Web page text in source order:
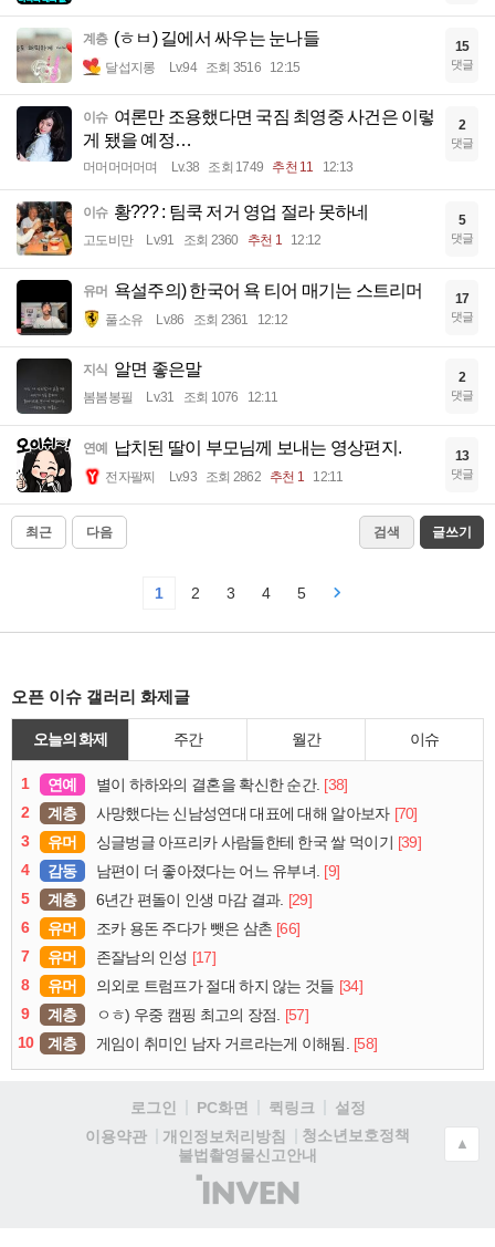
계층 (ㅎㅂ) 길에서 싸우는 눈나들
달섭지롱 Lv.94 조회 3516 12:15
15
댓글
이슈 여론만 조용했다면 국짐 최영중 사건은 이렇
게 됐을 예정…
머머머머머며 Lv.38 조회 1749 추천 11 12:13
2
댓글
이슈 황??? : 팀쿡 저거 영업 절라 못하네
고도비만 Lv.91 조회 2360 추천 1 12:12
5
댓글
유머 욕설주의) 한국어 욕 티어 매기는 스트리머
풀소유 Lv.86 조회 2361 12:12
17
댓글
지식 알면 좋은말
봄봄봉필 Lv.31 조회 1076 12:11
2
댓글
연예 납치된 딸이 부모님께 보내는 영상편지.
전자팔찌 Lv.93 조회 2862 추천 1 12:11
13
댓글
최근 다음 검색 글쓰기
1 2 3 4 5
오픈 이슈 갤러리 화제글
오늘의 화제 주간 월간 이슈
1 연예 별이 하하와의 결혼을 확신한 순간. [38]
2
계층 사망했다는 신남성연대 대표에 대해 알아보자 [70]
3
유머 싱글벙글 아프리카 사람들한테 한국 쌀 먹이기 [39]
4
감동 남편이 더 좋아졌다는 어느 유부녀. [9]
5
계층 6년간 편돌이 인생 마감 결과. [29]
6
유머 조카 용돈 주다가 뺏은 삼촌 [66]
7
유머 존잘남의 인성 [17]
8
유머 의외로 트럼프가 절대 하지 않는 것들 [34]
9
계층 ㅇㅎ) 우중 캠핑 최고의 장점.
[57]
10
계층 게임이 취미인 남자 거르라는게 이해됨. [58]
로그인 PC화면 퀵링크
설정
이용약관
개인정보처리방침
청소년보호정책
불법촬영물신고안내
(주)
인
▲